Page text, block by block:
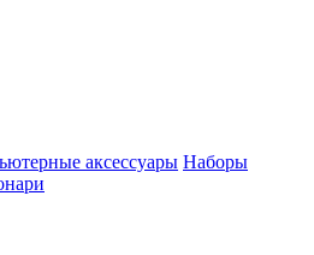
аксессуары Наборы